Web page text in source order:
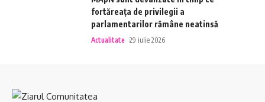
fortăreața de privilegii a
parlamentarilor rămâne neatinsă
Actualitate 29 iulie 2026